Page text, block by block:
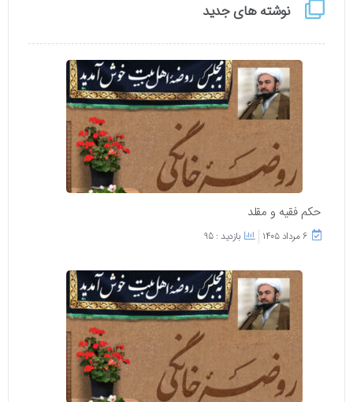
نوشته های جدید
حکم فقیه و مقلد
۶ مرداد ۱۴۰۵ بازدید : 95